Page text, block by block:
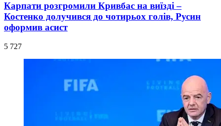
Карпати розгромили Кривбас на виїзді –
Костенко долучився до чотирьох голів, Русин
оформив асист
5 727